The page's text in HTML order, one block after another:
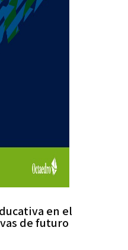
en el
de futuro